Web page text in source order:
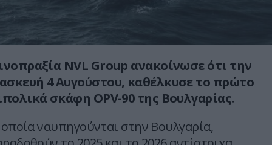
NVL Group ανακοίνωσε ότι την
4 Αυγούστου, καθέλκυσε το πρώτο
σκάφη OPV-90 της Βουλγαρίας.
ναυπηγούνται στην Βουλγαρία,
το 2025 και το 2026 αντίστοιχα.